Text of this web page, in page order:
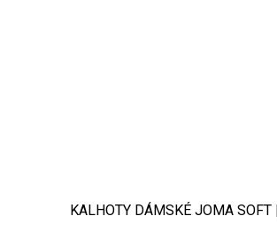
KALHOTY DÁMSKÉ JOMA SOFT